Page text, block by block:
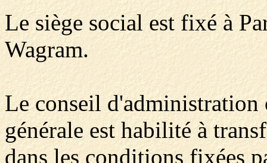
Le siège social est fixé à
Wagram.
Le conseil d'administration
générale est habilité à
dans les conditions fixées